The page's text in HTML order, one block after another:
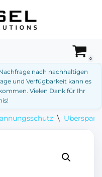
0
nach nachhaltigen
und Verfügbarkeit kann es
Vielen Dank für Ihr
\